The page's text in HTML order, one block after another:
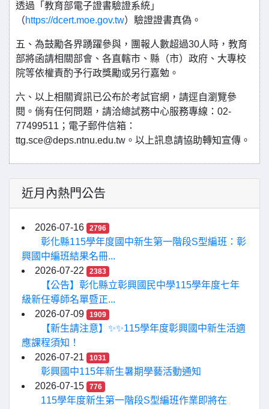
透過「教育部電子證書驗證系統」
（https://dcert.moe.gov.tw）驗證證書真偽。
五、為鼓勵各界踴躍參與，團報人數超過30人時，教育
部將函請相關部會、各直轄市、縣（市）政府、大專校
院等依權責酌予行政獎勵或另行嘉勉。
六、以上相關資訊已公布於考試官網，請逕自瀏覽參
閱。倘有任何問題，請洽總試務中心服務專線：02-
77499511；電子郵件信箱：
ttg.sce@deps.ntnu.edu.tw。以上訊息請協助轉知宣傳。
近月內熱門公告
2026-07-16 2796
彰化縣115學年度國中新生第一階段S型編班：彰
興國中編班結果名冊...
2026-07-22
2383
【公告】彰化縣立彰興國民中學115學年度七年
級新任導師名單暨正...
2026-07-09
1909
【新生請注意】✨✨115學年度彰興國中新生活適
應課程須知！
2026-07-21
1031
彰興國中115年新生暑期學藝活動通知
2026-07-15
776
115學年度新生第一階段S型編班作業即將在